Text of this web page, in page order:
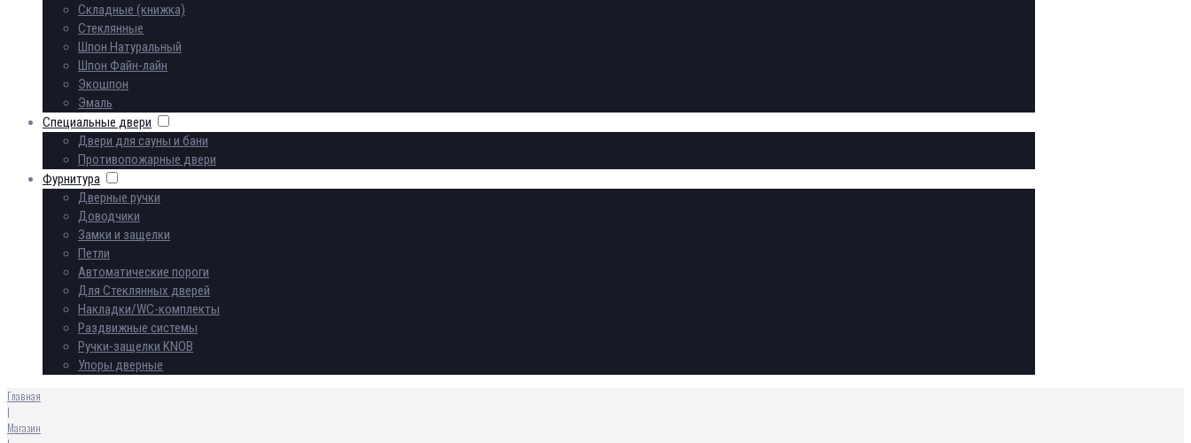
Складные (книжка)
Стеклянные
Шпон Натуральный
Шпон Файн-лайн
Экошпон
Эмаль
Специальные двери
Двери для сауны и бани
Противопожарные двери
Фурнитура
Дверные ручки
Доводчики
Замки и защелки
Петли
Автоматические пороги
Для Стеклянных дверей
Накладки/WC-комплекты
Раздвижные системы
Ручки-защелки KNOB
Упоры дверные
Главная
|
Магазин